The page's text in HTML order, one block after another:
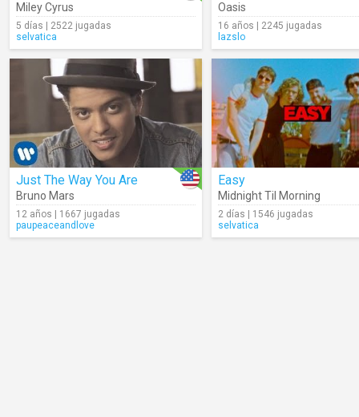
Miley Cyrus
5 días | 2522 jugadas
selvatica
Oasis
16 años | 2245 jugadas
lazslo
Just The Way You Are
Bruno Mars
12 años | 1667 jugadas
paupeaceandlove
Easy
Midnight Til Morning
2 días | 1546 jugadas
selvatica